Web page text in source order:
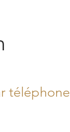
téléphone